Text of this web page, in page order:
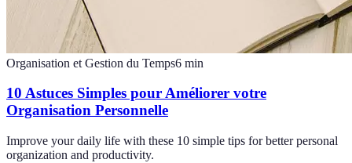
Organisation et Gestion du Temps6 min
10 Astuces Simples pour Améliorer votre
Organisation Personnelle
Improve your daily life with these 10 simple tips for better personal
organization and productivity.